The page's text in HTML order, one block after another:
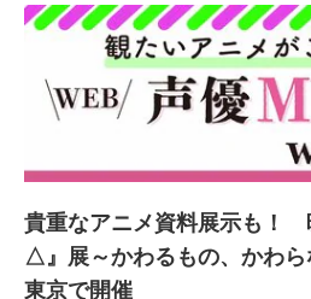
貴重なアニメ資料展示も！
△』展～かわるもの、かわら
東京で開催